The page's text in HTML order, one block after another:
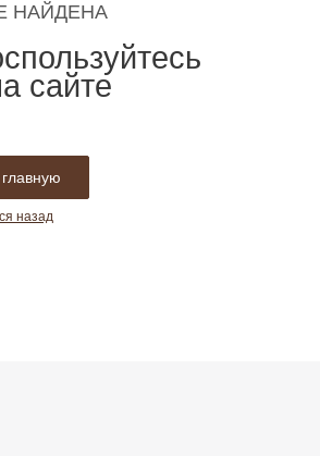
НАЙДЕНА
сайте
назад